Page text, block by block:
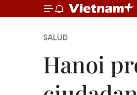
SALUD
Hanoi